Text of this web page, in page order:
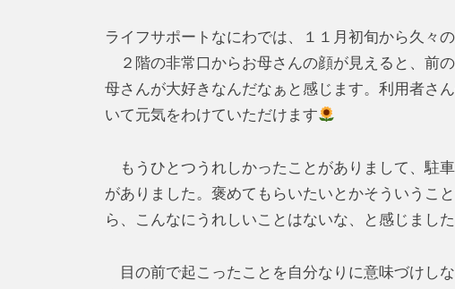
ライフサポートなにわでは、１１月初旬から久々
２階の非常口からお母さんの顔が見えると、前
母さんが大好きなんだなぁと感じます。利用者さ
いて元気をわけていただけます
もうひとつうれしかったことがありまして、駐
がありました。褒めてもらいたいとかそういうこ
ら、こんなにうれしいことはないな、と感じました
目の前で起こったことを自分なりに意味づけし